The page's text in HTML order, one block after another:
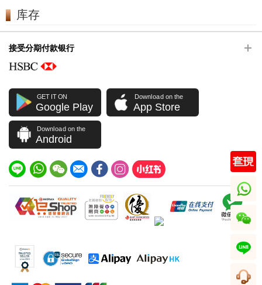
库存
接受分期付款银行
GET IT ON
Google Play
Download on the
App Store
Download on the
Android